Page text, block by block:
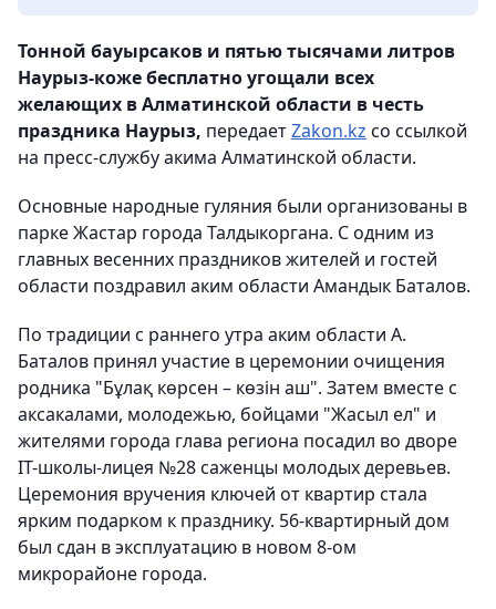
Тонной бауырсаков и пятью тысячами литров
Наурыз-коже бесплатно угощали всех
желающих в Алматинской области в честь
праздника Наурыз, передаетZakon.kz со ссылкой
на пресс-службу акима Алматинской области.
Основные народные гуляния были организованы в
парке Жастар города Талдыкоргана. С одним из
главных весенних праздников жителей и гостей
области поздравил аким области Амандык Баталов.
По традиции с раннего утра аким области А.
Баталов принял участие в церемонии очищения
родника "Бұлақ көрсен – көзін аш". Затем вместе с
аксакалами, молодежью, бойцами "Жасыл ел" и
жителями города глава региона посадил во дворе
ІТ-школы-лицея №28 саженцы молодых деревьев.
Церемония вручения ключей от квартир стала
ярким подарком к празднику. 56-квартирный дом
был сдан в эксплуатацию в новом 8-ом
микрорайоне города.